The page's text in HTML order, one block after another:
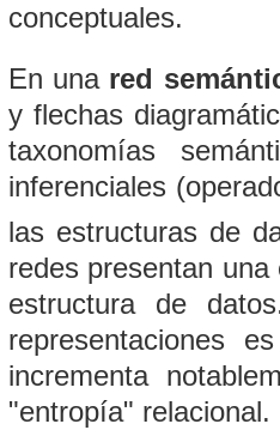
conceptuales.
En una red
y flechas
taxonomías
inferenciales
las estructuras de
redes presentan
estructura de
representaciones
incrementa
"entropía" relacional.